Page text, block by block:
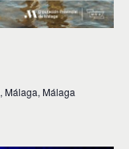
Málaga, Málaga